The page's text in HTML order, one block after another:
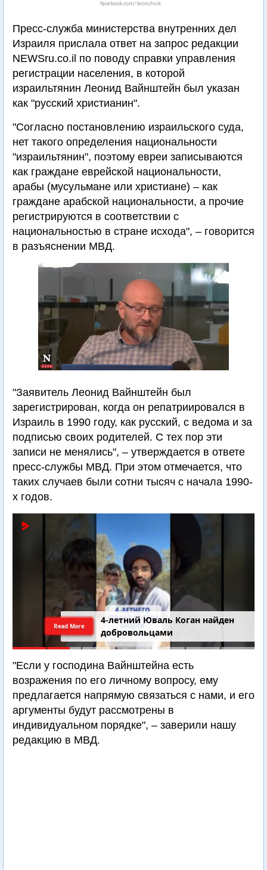
facebook.com/leonchick
Пресс-служба министерства внутренних дел
Израиля прислала ответ на запрос редакции
NEWSru.co.il по поводу справки управления
регистрации населения, в которой
израильтянин Леонид Вайнштейн был указан
как "русский христианин".
"Согласно постановлению израильского суда,
нет такого определения национальности
"израильтянин", поэтому евреи записываются
как граждане еврейской национальности,
арабы (мусульмане или христиане) – как
граждане арабской национальности, а прочие
регистрируются в соответствии с
национальностью в стране исхода", – говорится
в разъяснении МВД.
"Заявитель Леонид Вайнштейн был
зарегистрирован, когда он репатриировался в
Израиль в 1990 году, как русский, с ведома и за
подписью своих родителей. С тех пор эти
записи не менялись", – утверждается в ответе
пресс-службы МВД. При этом отмечается, что
таких случаев были сотни тысяч с начала 1990-
х годов.
4-летний Юваль Коган найден
добровольцами
Read More
"Если у господина Вайнштейна есть
возражения по его личному вопросу, ему
предлагается напрямую связаться с нами, и его
аргументы будут рассмотрены в
индивидуальном порядке", – заверили нашу
редакцию в МВД.